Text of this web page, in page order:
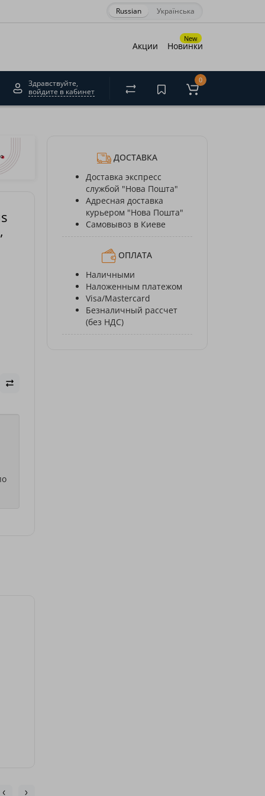
Russian Українська
Акции
New
Новинки
Здравствуйте,
войдите в кабинет
0
ДОСТАВКА
Доставка экспресс
службой "Нова Пошта"
Адресная доставка
курьером "Нова Пошта"
Самовывоз в Киеве
ОПЛАТА
Наличными
Наложенным платежом
Visa/Mastercard
Безналичный рассчет
(без НДС)